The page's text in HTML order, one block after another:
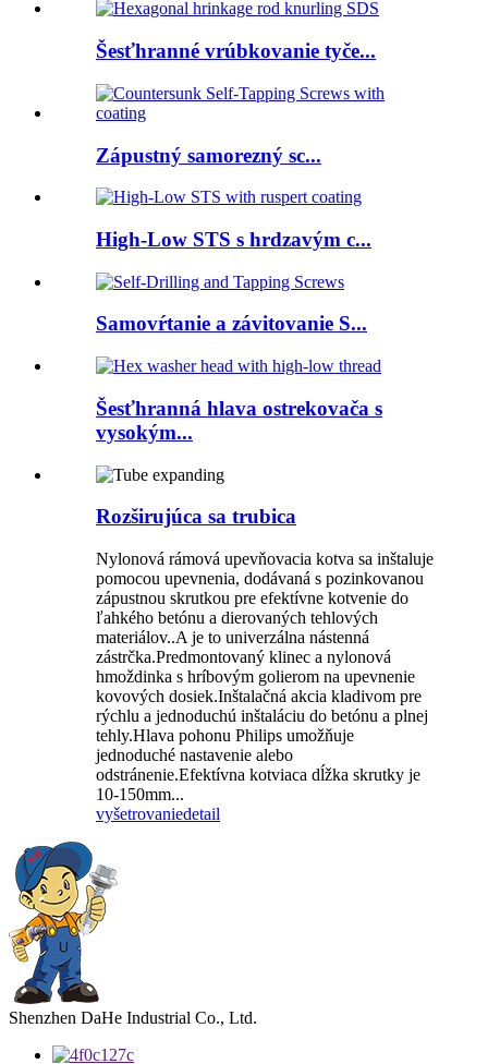
Šesťhranné vrúbkovanie tyče...
Zápustný samorezný sc...
High-Low STS s hrdzavým c...
Samovŕtanie a závitovanie S...
Šesťhranná hlava ostrekovača s
vysokým...
Rozširujúca sa trubica
Nylonová rámová upevňovacia kotva sa inštaluje
pomocou upevnenia, dodávaná s pozinkovanou
zápustnou skrutkou pre efektívne kotvenie do
ľahkého betónu a dierovaných tehlových
materiálov..A je to univerzálna nástenná
zástrčka.Predmontovaný klinec a nylonová
hmoždinka s hríbovým golierom na upevnenie
kovových dosiek.Inštalačná akcia kladivom pre
rýchlu a jednoduchú inštaláciu do betónu a plnej
tehly.Hlava pohonu Philips umožňuje
jednoduché nastavenie alebo
odstránenie.Efektívna kotviaca dĺžka skrutky je
10-150mm...
vyšetrovaniedetail
Shenzhen DaHe Industrial Co., Ltd.